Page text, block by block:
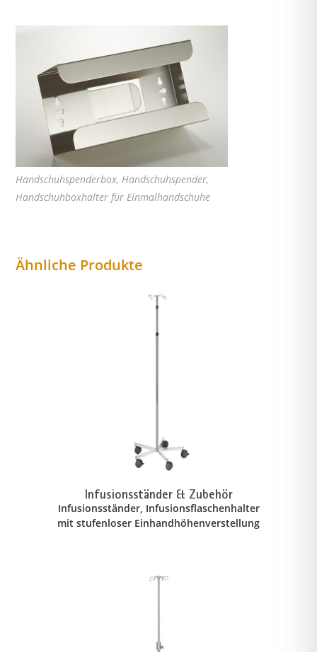
Handschuhspenderbox, Handschuhspender,
Handschuhboxhalter für Einmalhandschuhe
Ähnliche Produkte
Infusionsständer & Zubehör
Infusionsständer, Infusionsflaschenhalter
mit stufenloser Einhandhöhenverstellung